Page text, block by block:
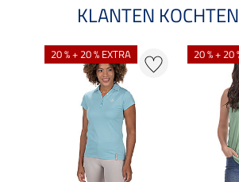
KLANTEN
20 % + 20 % EXTRA 20 % + 20